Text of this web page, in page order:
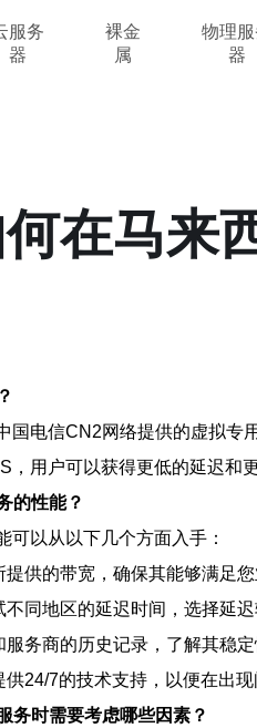
服务
器
裸金
属
物理
器
在马来
国电信CN2网络提供的虚拟专
，用户可以获得更低的延迟和
的性能？
以从以下几个方面入手：
供的带宽，确保其能够满足您
同地区的延迟时间，选择延迟
务商的历史记录，了解其稳定
24/7的技术支持，以便在出现
务时需要考虑哪些因素？